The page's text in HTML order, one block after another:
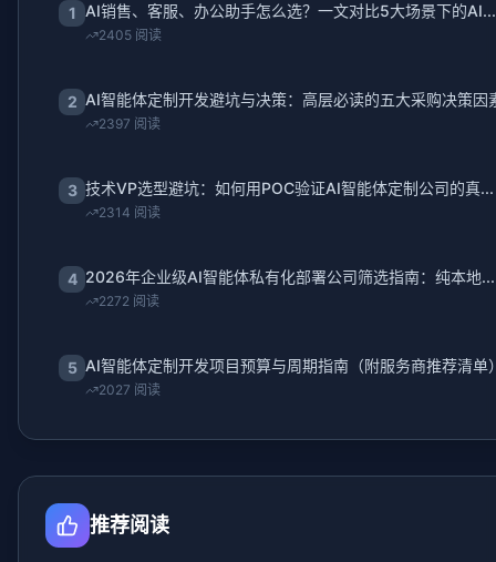
1 AI销售、客服、办公助手怎么选？一文对比5大场景下的AI...
2405 阅读
2 AI智能体定制开发避坑与决策：高层必读的五大采购决策因
2397 阅读
3 技术VP选型避坑：如何用POC验证AI智能体定制公司的真...
2314 阅读
4 2026年企业级AI智能体私有化部署公司筛选指南：纯本地...
2272 阅读
5 AI智能体定制开发项目预算与周期指南（附服务商推荐清单
2027 阅读
推荐阅读